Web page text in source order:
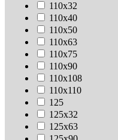
110х32
110х40
110х50
110х63
110х75
110х90
110х108
110х110
125
125х32
125х63